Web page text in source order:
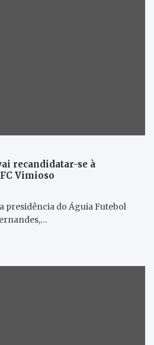
recandidatar-se à
Vimioso
presidência do Águia Futebol